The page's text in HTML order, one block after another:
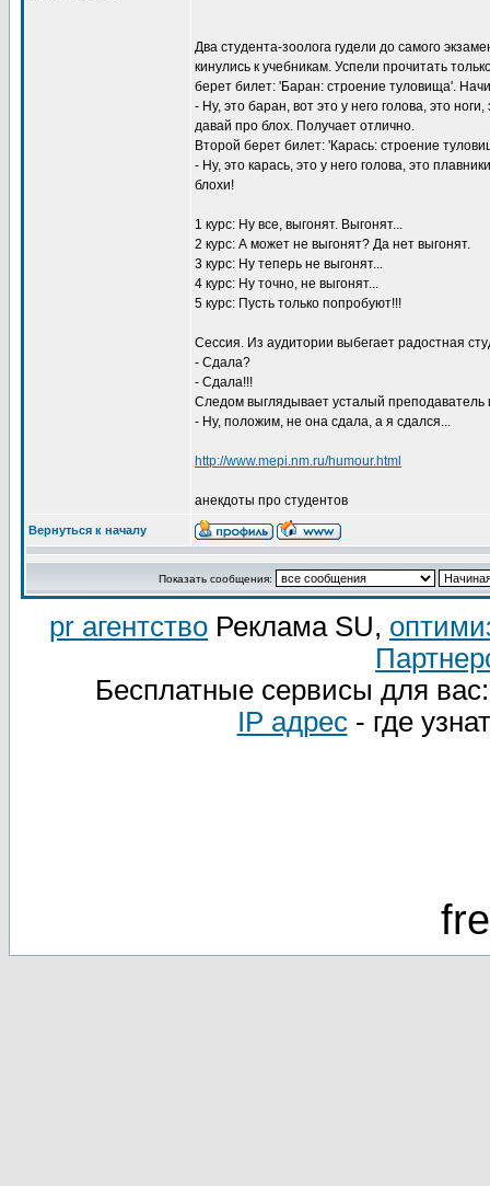
Два студента-зоолога гудели до самого
кинулись к учебникам. Успели прочитать
берет билет: 'Баран: строение туловища'.
- Ну, это баран, вот это у него голова, это
давай про блох. Получает отлично.
Второй берет билет: 'Карась: строение
- Ну, это карась, это у него голова, это
блохи!
1 курс: Ну все, выгонят. Выгонят...
2 курс: А может не выгонят? Да нет выгонят.
3 курс: Ну теперь не выгонят...
4 курс: Ну точно, не выгонят...
5 курс: Пусть только попробуют!!!
Сессия. Из аудитории выбегает радостная
- Сдала?
- Сдала!!!
Следом выглядывает усталый преподаватель
- Ну, положим, не она сдала, а я сдался...
http://www.mepi.nm.ru/humour.html
анекдоты про студентов
Вернуться к началу
Показать сообщения:
pr агентство Реклама SU,
Бесплатные сервисы для
IP адрес- где